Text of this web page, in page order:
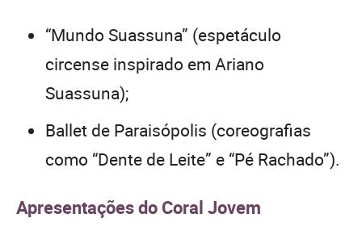
“Mundo Suassuna” (espetáculo
circense inspirado em Ariano
Suassuna);
Ballet de Paraisópolis (coreografias
como “Dente de Leite” e “Pé Rachado”).
Apresentações do Coral Jovem